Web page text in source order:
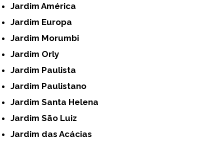
Jardim América
Jardim Europa
Jardim Morumbi
Jardim Orly
Jardim Paulista
Jardim Paulistano
Jardim Santa Helena
Jardim São Luiz
Jardim das Acácias